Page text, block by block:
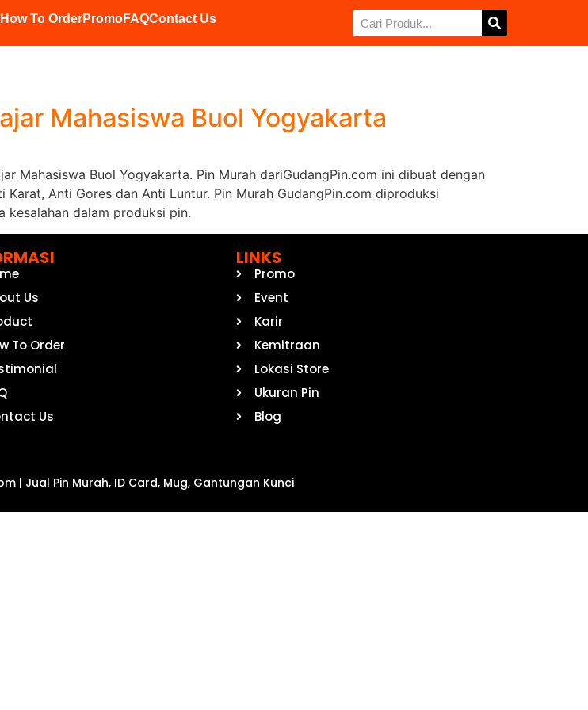
How To OrderPromoFAQContact Us
Mahasiswa Buol Yogyakarta
Mahasiswa Buol Yogyakarta. Pin Murah dariGudangPin.com ini dibuat dengan
Anti Gores dan Anti Luntur. Pin Murah GudangPin.com diproduksi
kesalahan dalam produksi pin.
Us
To Order
Us
LINKS
Promo
Event
Karir
Kemitraan
Lokasi Store
Ukuran Pin
Blog
| Jual Pin Murah, ID Card, Mug, Gantungan Kunci